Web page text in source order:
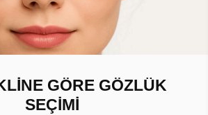
GÖRE GÖZLÜK
SEÇİMİ